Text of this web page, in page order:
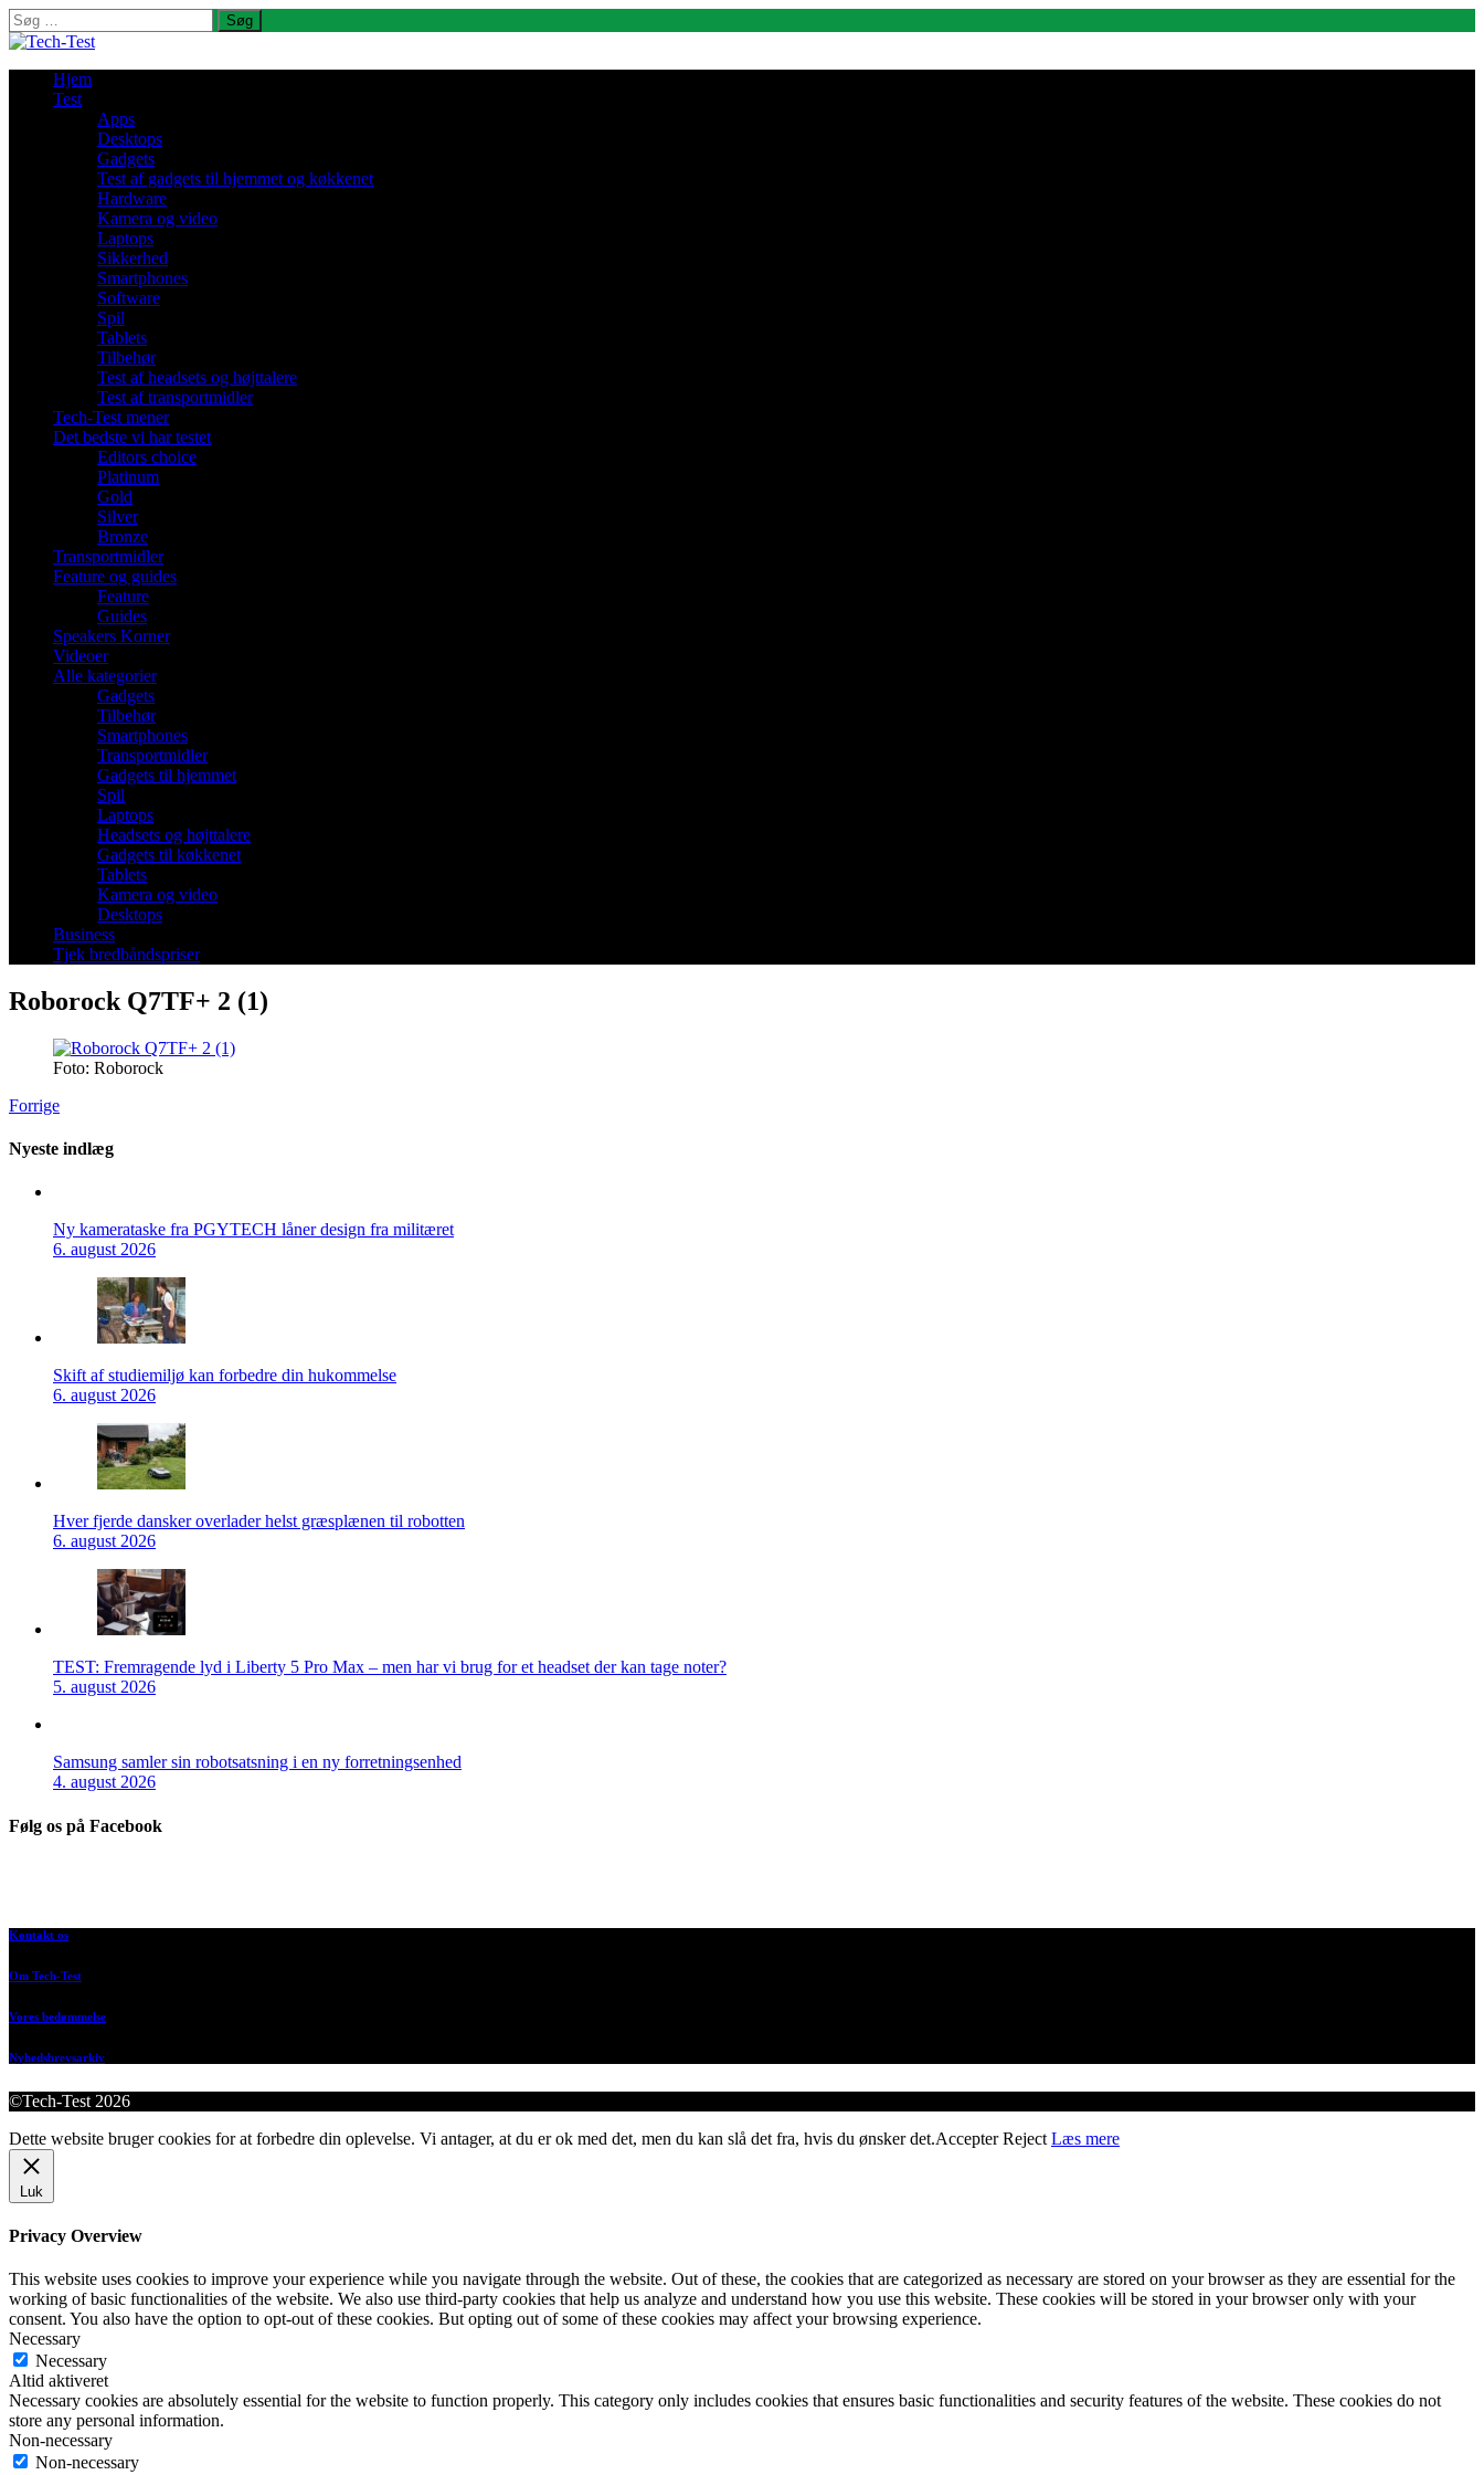
Søg
efter:
Hjem
Test
Apps
Desktops
Gadgets
Test af gadgets til hjemmet og køkkenet
Hardware
Kamera og video
Laptops
Sikkerhed
Smartphones
Software
Spil
Tablets
Tilbehør
Test af headsets og højttalere
Test af transportmidler
Tech-Test mener
Det bedste vi har testet
Editors choice
Platinum
Gold
Silver
Bronze
Transportmidler
Feature og guides
Feature
Guides
Speakers Korner
Videoer
Alle kategorier
Gadgets
Tilbehør
Smartphones
Transportmidler
Gadgets til hjemmet
Spil
Laptops
Headsets og højttalere
Gadgets til køkkenet
Tablets
Kamera og video
Desktops
Business
Tjek bredbåndspriser
Roborock Q7TF+ 2 (1)
Foto: Roborock
Forrige
Nyeste indlæg
Ny kamerataske fra PGYTECH låner design fra militæret
6. august 2026
Skift af studiemiljø kan forbedre din hukommelse
6. august 2026
Hver fjerde dansker overlader helst græsplænen til robotten
6. august 2026
TEST: Fremragende lyd i Liberty 5 Pro Max – men har vi brug for et headset der kan tage noter?
5. august 2026
Samsung samler sin robotsatsning i en ny forretningsenhed
4. august 2026
Følg os på Facebook
Kontakt os
Om Tech-Test
Vores bedømmelse
Nyhedsbrevsarkiv
©Tech-Test 2026
Dette website bruger cookies for at forbedre din oplevelse. Vi antager, at du er ok med det, men du kan slå det fra, hvis du ønsker det.Accepter Reject Læs mere
Luk
Privacy Overview
This website uses cookies to improve your experience while you navigate through the website. Out of these, the cookies that are categorized as necessary are stored on your browser as they are essential for the
working of basic functionalities of the website. We also use third-party cookies that help us analyze and understand how you use this website. These cookies will be stored in your browser only with your
consent. You also have the option to opt-out of these cookies. But opting out of some of these cookies may affect your browsing experience.
Necessary
Necessary
Altid aktiveret
Necessary cookies are absolutely essential for the website to function properly. This category only includes cookies that ensures basic functionalities and security features of the website. These cookies do not
store any personal information.
Non-necessary
Non-necessary